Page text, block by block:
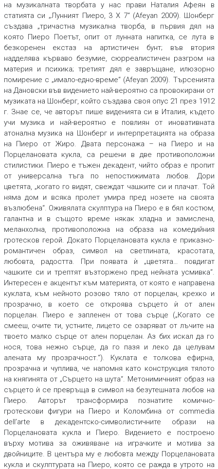
на музикалната творбата у нас прави Наталия Афеян в
статията си „Лунният Пиеро, 3 X 7“ (Afeyan 2009). Шонберг
създава „тричастна музикална творба, в първия дял на
която Пиеро Поетът, опит от лунната напитка, се лута в
безкоренен екстаз на артистичен бунт; във втория
надделява кърваво безумие, сюрреалистичен разгром на
материя и психика; третият дял е завръщане, илюзорно
помирение с „имало-едно-време“ (Afeyan 2009). Търсенията
на Дановски във видението най-вероятно са провокирани от
музиката на Шонберг, който създава своя опус 21 през 1912
г. Знае се, че авторът пише виденията си в Италия, където
учи музика и най-вероятно е повлиян от иновативната
атонална музика на Шонберг и интерпретацията на образа
на Пиеро от Жиро. Двата персонажа – на Пиеро и на
Порцелановата кукла, са решени в две противоположни
стилистики. Пиеро е тъжен декадент, чийто образ е пропит
от универсална тъга по непостижимата любов. Дори
цветята, „когато го видят, свеждат чашките си и плачат. Той
няма дом и всяка пролет умира пред нозете на своята
възлюбена“. Оживялата скулптура на Пиеро е в бял костюм,
галантна и в същото време някак хладна и замислена,
меланхолна, противоположна на образа на комедийния
гротесков герой. Докато Порцелановата кукла е приказно-
романтичен образ, символ на светлината, красотата,
любовта, радостта. При появата ѝ „цветята… повдигат
чашките си и трептят възторжено пред нейната усмивка“.
Интересен е акцентът към материята, от която е направена
куклата, към нейното розово тяло от порцелан, крехко и
прозрачно, в което се откроява сърцето ѝ от ален
порцелан. Пиеро е запленен от това сърце („Когато се
смееш, очите ти, устните, лицето се озаряват от лъчите на
твоето малко сърце от ален порцелан. Аз бих искал да го
нося, това нежно сърце, да го пазя и леко да целувам
алената му прозрачност.“). Куклата е толкова ефирна,
прозрачна и чуплива, че напомня като конструкция тялото
на княгинята от „Сърцето на шута“. Метонимичният образ на
сърцето ѝ се превръща в символ на безутешната любов на
Пиеро. Авторът трансформира познатите комично-
гротескови фигури на Пиеро и Коломбина от commedia
dell’arte в декадентско-символистичните образи на
Порцелановата кукла и Пиеро. Видението е построено
върху мотива за оживяване на играчките и мотива за
двойниците. В центъра му е любовта между Порцелановата
кукла и скулптурата на Пиеро, която се ражда в утрото на